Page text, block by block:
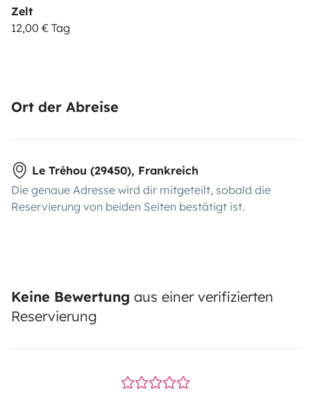
Zelt
12,00 € Tag
Ort der Abreise
Le Tréhou (29450), Frankreich
Die genaue Adresse wird dir mitgeteilt, sobald die
Reservierung von beiden Seiten bestätigt ist.
Keine Bewertung aus einer verifizierten
Reservierung